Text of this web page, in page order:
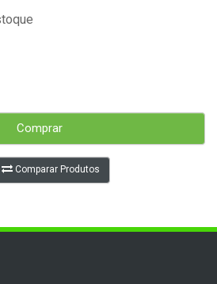
Comprar
Comparar Produtos